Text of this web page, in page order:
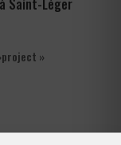
Saint-Léger
»